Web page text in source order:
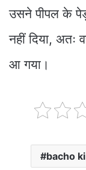
उसने पीपल के
नहीं दिया, अतः
आ गया।
bacho